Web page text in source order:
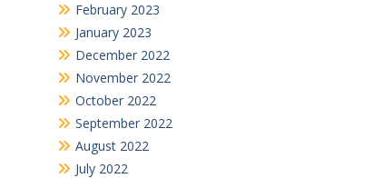
February 2023
January 2023
December 2022
November 2022
October 2022
September 2022
August 2022
July 2022